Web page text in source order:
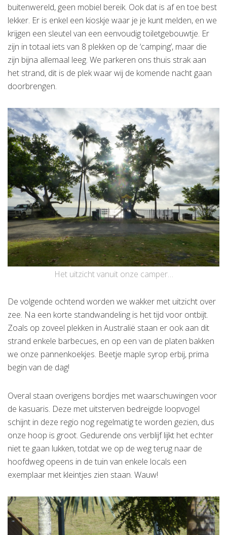
buitenwereld, geen mobiel bereik. Ook dat is af en toe best
lekker. Er is enkel een kioskje waar je je kunt melden, en we
krijgen een sleutel van een eenvoudig toiletgebouwtje. Er
zijn in totaal iets van 8 plekken op de ‘camping’, maar die
zijn bijna allemaal leeg. We parkeren ons thuis strak aan
het strand, dit is de plek waar wij de komende nacht gaan
doorbrengen.
Het uitzicht vanuit onze camper…
De volgende ochtend worden we wakker met uitzicht over
zee. Na een korte standwandeling is het tijd voor ontbijt.
Zoals op zoveel plekken in Australië staan er ook aan dit
strand enkele barbecues, en op een van de platen bakken
we onze pannenkoekjes. Beetje maple syrop erbij, prima
begin van de dag!
Overal staan overigens bordjes met waarschuwingen voor
de kasuaris. Deze met uitsterven bedreigde loopvogel
schijnt in deze regio nog regelmatig te worden gezien, dus
onze hoop is groot. Gedurende ons verblijf lijkt het echter
niet te gaan lukken, totdat we op de weg terug naar de
hoofdweg opeens in de tuin van enkele locals een
exemplaar met kleintjes zien staan. Wauw!